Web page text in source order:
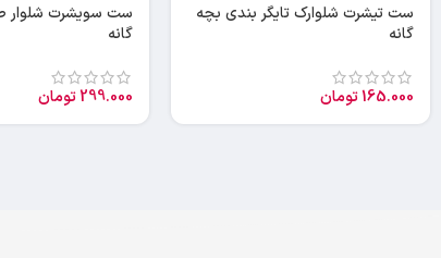
ست تیشرت شلوارک تایگر بندی بچه
گانه
165.000تومان
گانه
299.000تومان